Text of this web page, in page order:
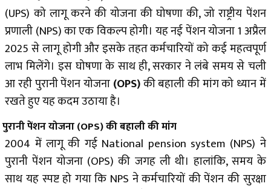
(UPS) को लागू करने की योजना की घोषणा की, जो राष्ट्रीय पेंशन
प्रणाली (NPS) का एक विकल्प होगी। यह नई पेंशन योजना 1 अप्रैल
2025 से लागू होगी और इसके तहत कर्मचारियों को कई महत्वपूर्ण
लाभ मिलेंगे। इस घोषणा के साथ ही, सरकार ने लंबे समय से चली
आ रही पुरानी पेंशन योजना(OPS)की बहाली की मांग को ध्यान में
रखते हुए यह कदम उठाया है।
पुरानी पेंशन योजना(OPS)की बहाली की मांग
2004 में लागू की गई National pension system (NPS) ने
पुरानी पेंशन योजना (OPS) की जगह ली थी। हालांकि, समय के
साथ यह स्पष्ट हो गया कि NPS ने कर्मचारियों की पेंशन की सुरक्षा